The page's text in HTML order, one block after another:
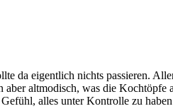
da eigentlich nichts passieren.
aber altmodisch, was die
alles unter Kontrolle zu